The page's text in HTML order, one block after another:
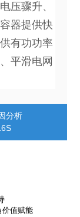
压骤升、
器提供快
有功功率
平滑电网
分析
价值赋能